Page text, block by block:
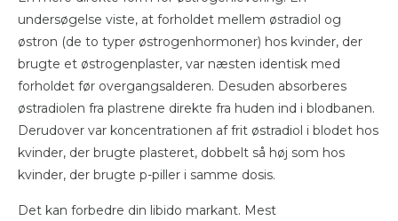
undersøgelse viste, at forholdet mellem østradiol og
østron (de to typer østrogenhormoner) hos kvinder, der
brugte et østrogenplaster, var næsten identisk med
forholdet før overgangsalderen. Desuden absorberes
østradiolen fra plastrene direkte fra huden ind i blodbanen.
Derudover var koncentrationen af ​​frit østradiol i blodet hos
kvinder, der brugte plasteret, dobbelt så høj som hos
kvinder, der brugte p-piller i samme dosis.
Det kan forbedre din libido markant. Mest